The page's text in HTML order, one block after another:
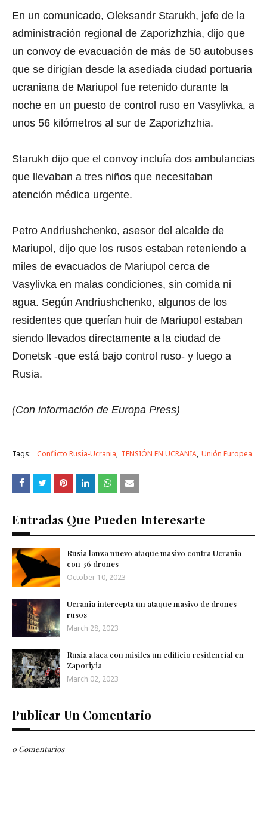
En un comunicado, Oleksandr Starukh, jefe de la
administración regional de Zaporizhzhia, dijo que
un convoy de evacuación de más de 50 autobuses
que se dirigían desde la asediada ciudad portuaria
ucraniana de Mariupol fue retenido durante la
noche en un puesto de control ruso en Vasylivka, a
unos 56 kilómetros al sur de Zaporizhzhia.
Starukh dijo que el convoy incluía dos ambulancias
que llevaban a tres niños que necesitaban
atención médica urgente.
Petro Andriushchenko, asesor del alcalde de
Mariupol, dijo que los rusos estaban reteniendo a
miles de evacuados de Mariupol cerca de
Vasylivka en malas condiciones, sin comida ni
agua. Según Andriushchenko, algunos de los
residentes que querían huir de Mariupol estaban
siendo llevados directamente a la ciudad de
Donetsk -que está bajo control ruso- y luego a
Rusia.
(Con información de Europa Press)
Tags: Conflicto Rusia-Ucrania TENSIÓN EN UCRANIA Unión Europea
Entradas Que Pueden Interesarte
Rusia lanza nuevo ataque masivo contra Ucrania
con 36 drones
October 10, 2023
Ucrania intercepta un ataque masivo de drones
rusos
March 28, 2023
Rusia ataca con misiles un edificio residencial en
Zaporiyia
March 02, 2023
Publicar Un Comentario
0 Comentarios